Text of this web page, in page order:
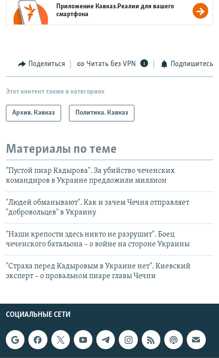
Приложение Кавказ.Реалии для вашего
смартфона
Поделиться Читать без VPN Подпишитесь
Этот контент также в категориях
Архив. Кавказ Политика. Кавказ
Материалы по теме
"Пустой пиар Кадырова". За убийство чеченских
командиров в Украине предложили миллион
"Людей обманывают". Как и зачем Чечня отправляет
"добровольцев" в Украину
"Наши крепости здесь никто не разрушит". Боец
чеченского батальона – о войне на стороне Украины
"Страха перед Кадыровым в Украине нет". Киевский
эксперт – о провальном пиаре главы Чечни
СОЦИАЛЬНЫЕ СЕТИ